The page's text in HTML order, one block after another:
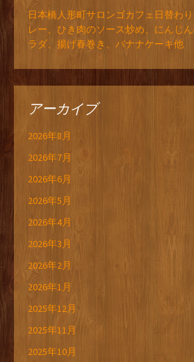
日本橋人形町サロンゴカフェ日替わ
レー、ひき肉のソース炒め、にんじ
ラダ、揚げ春巻き、バナナケーキ他
アーカイブ
2026年8月
2026年7月
2026年6月
2026年5月
2026年4月
2026年3月
2026年2月
2026年1月
2025年12月
2025年11月
2025年10月